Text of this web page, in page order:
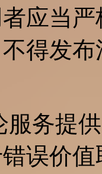
应当
得发
服务提
误价